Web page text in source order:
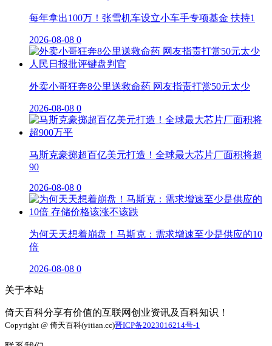
每年拿出100万！张雪机车设立小车手专项基金 扶持1
2026-08-08 0
外卖小哥狂奔8公里送救命药 网友指责打赏50元太少
2026-08-08 0
马斯克豪掷超百亿美元打造！全球最大芯片厂面积将超
90
2026-08-08 0
为何天天想着崩盘！马斯克：需求增速至少是供应的10
倍
2026-08-08 0
关于本站
倚天百科分享有价值的互联网创业资讯及百科知识！
Copyright @ 倚天百科(yitian.cc)晋ICP备2023016214号-1